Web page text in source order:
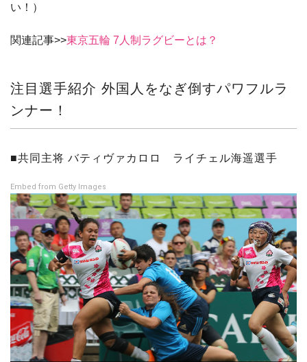
い！）
関連記事>>東京五輪 7人制ラグビーとは？
注目選手紹介 外国人をなぎ倒すパワフルラ
ンナー！
■共同主将 バティヴァカロロ ライチェル海遥選手
Embed from Getty Images